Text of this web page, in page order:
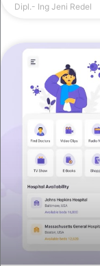
Dipl.- Ing Jeni Redel